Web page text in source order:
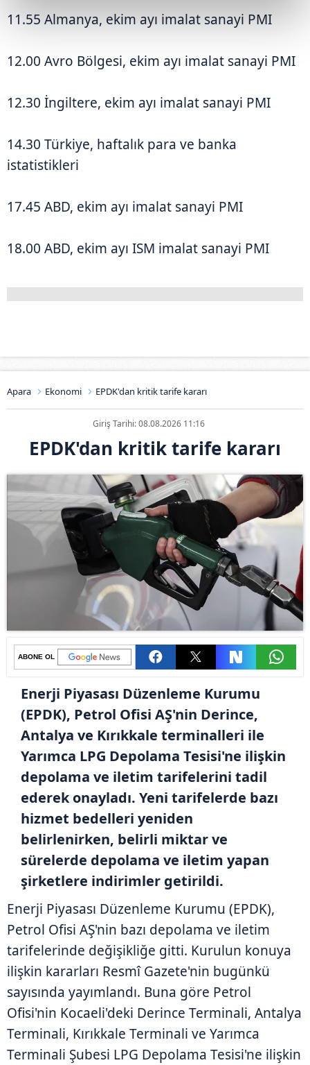
11.55 Almanya, ekim ayı imalat sanayi PMI
12.00 Avro Bölgesi, ekim ayı imalat sanayi PMI
12.30 İngiltere, ekim ayı imalat sanayi PMI
14.30 Türkiye, haftalık para ve banka
istatistikleri
17.45 ABD, ekim ayı imalat sanayi PMI
18.00 ABD, ekim ayı ISM imalat sanayi PMI
Apara Ekonomi EPDK'dan kritik tarife kararı
Giriş Tarihi: 08.08.2026 11:16
EPDK'dan kritik tarife kararı
ABONE OL
Enerji Piyasası Düzenleme Kurumu
(EPDK), Petrol Ofisi AŞ'nin Derince,
Antalya ve Kırıkkale terminalleri ile
Yarımca LPG Depolama Tesisi'ne ilişkin
depolama ve iletim tarifelerini tadil
ederek onayladı. Yeni tarifelerde bazı
hizmet bedelleri yeniden
belirlenirken, belirli miktar ve
sürelerde depolama ve iletim yapan
şirketlere indirimler getirildi.
Enerji Piyasası Düzenleme Kurumu (EPDK),
Petrol Ofisi AŞ'nin bazı depolama ve iletim
tarifelerinde değişikliğe gitti. Kurulun konuya
ilişkin kararları Resmî Gazete'nin bugünkü
sayısında yayımlandı. Buna göre Petrol
Ofisi'nin Kocaeli'deki Derince Terminali, Antalya
Terminali, Kırıkkale Terminali ve Yarımca
Terminali Şubesi LPG Depolama Tesisi'ne ilişkin